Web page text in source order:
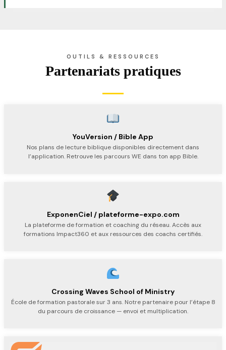
OUTILS & RESSOURCES
Partenariats pratiques
YouVersion / Bible App
Nos plans de lecture biblique disponibles directement dans
l’application. Retrouve les parcours WE dans ton app Bible.
ExponenCiel / plateforme-expo.com
La plateforme de formation et coaching du réseau. Accès aux
formations Impact360 et aux ressources des coachs certifiés.
Crossing Waves School of Ministry
École de formation pastorale sur 3 ans. Notre partenaire pour l’étape 8
du parcours de croissance — envoi et multiplication.